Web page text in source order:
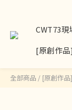
CWT73
[原創作品]
全部商品 / [原創作品]